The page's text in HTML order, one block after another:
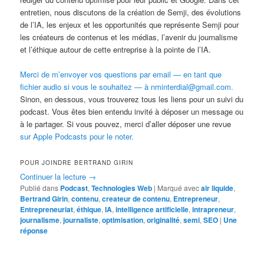
entretien, nous discutons de la création de Semji, des évolutions
de l’IA, les enjeux et les opportunités que représente Semji pour
les créateurs de contenus et les médias, l’avenir du journalisme
et l’éthique autour de cette entreprise à la pointe de l’IA.
Merci de m’envoyer vos questions par email — en tant que
fichier audio si vous le souhaitez — à nminterdial@gmail.com.
Sinon, en dessous, vous trouverez tous les liens pour un suivi du
podcast. Vous êtes bien entendu invité à déposer un message ou
à le partager. Si vous pouvez, merci d’aller déposer une revue
sur Apple Podcasts pour le noter.
POUR JOINDRE BERTRAND GIRIN
Continuer la lecture →
Publié dans Podcast,Technologies Web | Marqué avecair liquide,
Bertrand Girin,contenu,createur de contenu, Entrepreneur,
Entrepreneuriat,éthique,IA,intelligence artificielle,intrapreneur,
journalisme,journaliste,optimisation,originalité,semi,SEO | Une
réponse